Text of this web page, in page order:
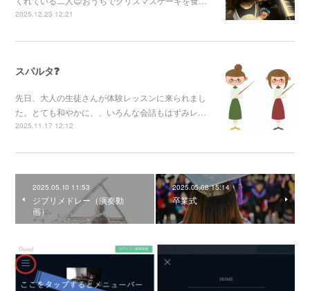
2025.12.23 12:21
スパルタ❓
先日、大人の生徒さんが体験レッスンに来られまし
た。とても和やかに、、いろんな会話もはずみレ…
2025.11.17 12:12
2025.05.10 11:53
ジブリメドレー（演奏動
画）
2025.05.08 15:14
卒業式